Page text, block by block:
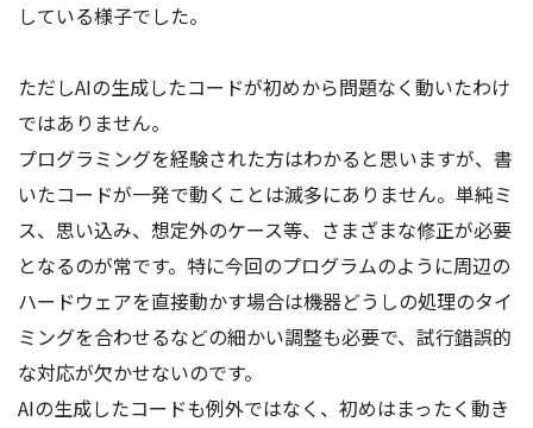
している様子でした。
ただしAIの生成したコードが初めから問題なく動いたわけ
ではありません。
プログラミングを経験された方はわかると思いますが、書
いたコードが一発で動くことは滅多にありません。単純ミ
ス、思い込み、想定外のケース等、さまざまな修正が必要
となるのが常です。特に今回のプログラムのように周辺の
ハードウェアを直接動かす場合は機器どうしの処理のタイ
ミングを合わせるなどの細かい調整も必要で、試行錯誤的
な対応が欠かせないのです。
AIの生成したコードも例外ではなく、初めはまったく動き